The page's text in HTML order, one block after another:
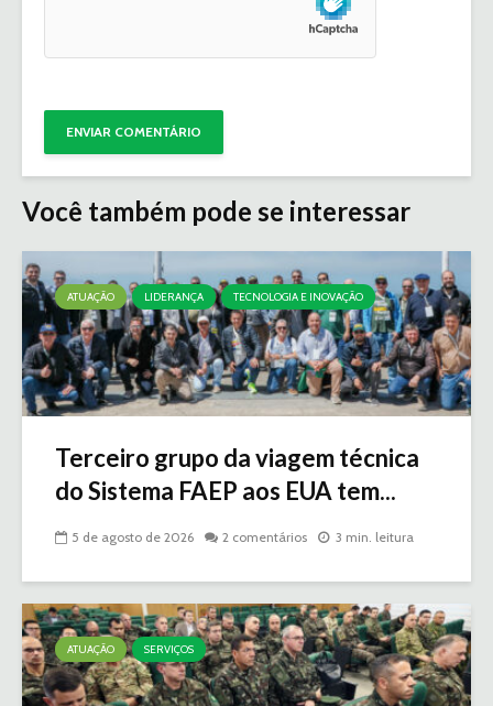
Você também pode se interessar
ATUAÇÃO LIDERANÇA TECNOLOGIA E INOVAÇÃO
Terceiro grupo da viagem técnica
do Sistema FAEP aos EUA tem...
5 de agosto de 2026 2 comentários 3 min. leitura
ATUAÇÃO SERVIÇOS